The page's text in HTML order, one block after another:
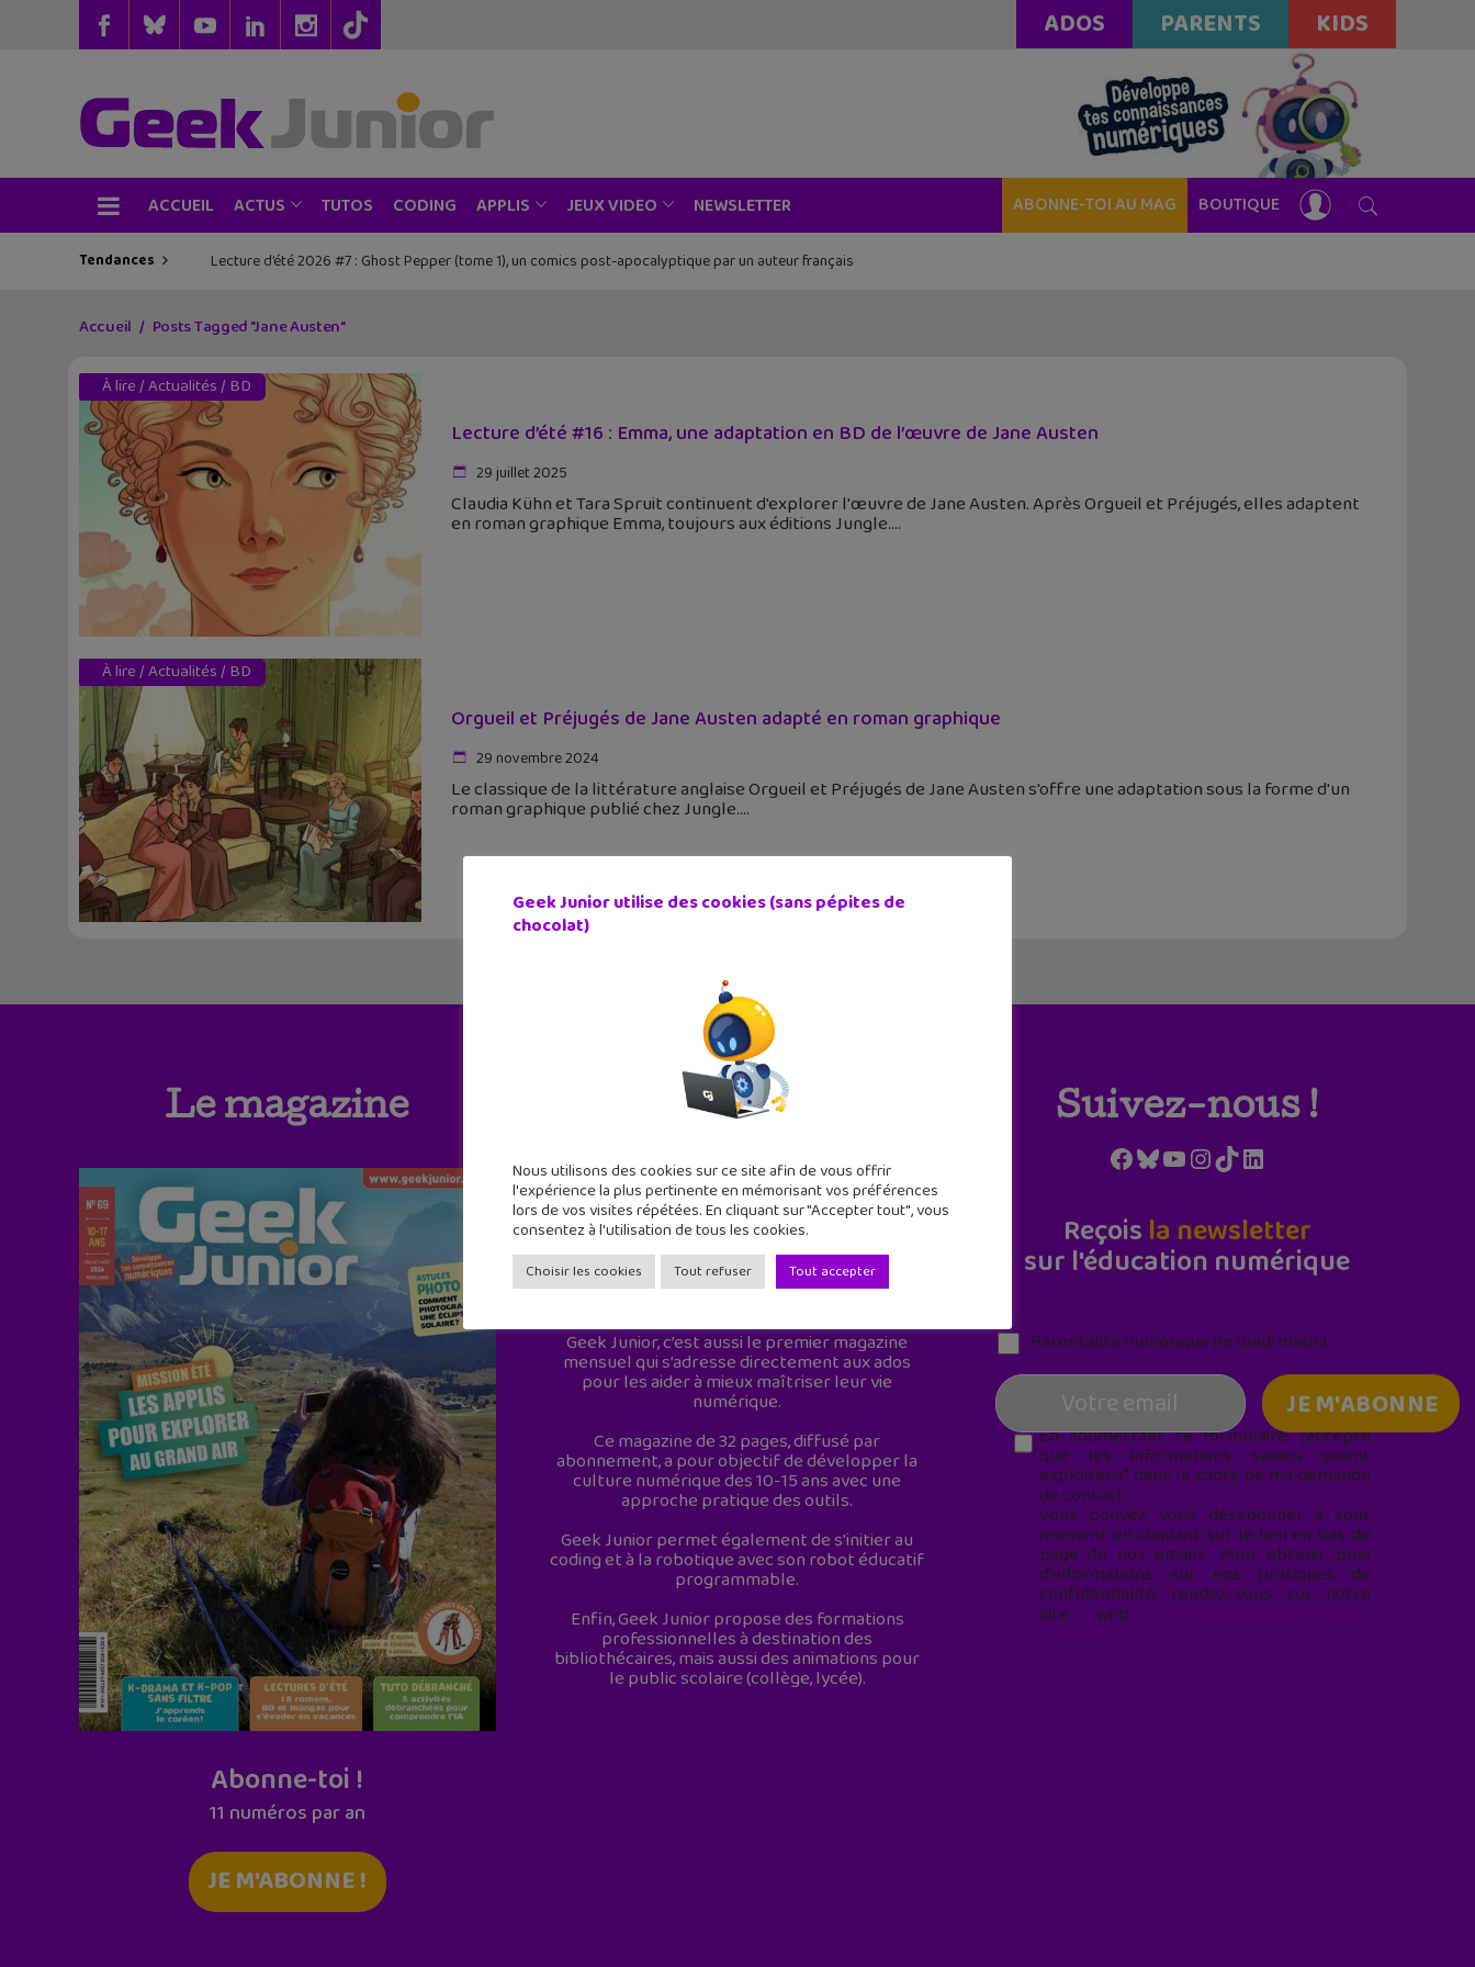
ADOS PARENTS KIDS
ACCUEIL ACTUS TUTOS CODING APPLIS JEUX VIDEO NEWSLETTER ABONNE-TOI AU MAG BOUTIQUE
Tendances Les sorties geek de l’été à Paris : One Piece au musée Grévin, Zoo Art Show, Passion Japon…
Accueil Posts Tagged "Jane Austen"
À lire/Actualités/ BD
Lecture d’été #16 : Emma, une adaptation en BD de l’œuvre de Jane Austen
29 juillet 2025
Claudia Kühn et Tara Spruit continuent d'explorer l'œuvre de Jane Austen. Après Orgueil et Préjugés, elles adaptent
en roman graphique Emma, toujours aux éditions Jungle.
À lire/Actualités/ BD
Orgueil et Préjugés de Jane Austen adapté en roman graphique
29 novembre 2024
Le classique de la littérature anglaise Orgueil et Préjugés de Jane Austen s'offre une adaptation sous la forme d'un
roman graphique publié chez Jungle.
Le magazine
Abonne-toi !
11 numéros par an
JE M'ABONNE !
Geek Junior est le premier site de culture
Geek Junior, c’est aussi le premier magazine
mensuel qui s’adresse directement aux ados
pour les aider à mieux maîtriser leur vie
numérique.
Ce magazine de 32 pages, diffusé par
abonnement, a pour objectif de développer la
culture numérique des 10-15 ans avec une
approche pratique des outils.
Geek Junior permet également de s'initier au
coding et à la robotique avec son robot éducatif
programmable.
Enfin, Geek Junior propose des formations
professionnelles à destination des
bibliothécaires, mais aussi des animations pour
le public scolaire (collège, lycée).
Suivez-nous !
Facebook
Bluesky
YouTube
Instagram
TikTokLinkedIn
Reçois la newsletter
sur l'éducation numérique
Parentalité numérique (le lundi matin)
En soumettant ce formulaire, j’accepte
que les informations saisies soient
exploitées* dans le cadre de ma demande
de contact.
Vous pouvez vous désabonner à tout
moment en cliquant sur le lien en bas de
page de nos emails. Pour obtenir plus
d'informations sur nos pratiques de
confidentialité, rendez-vous sur notre
site web
Geek Junior utilise des cookies (sans pépites de
chocolat)
Nous utilisons des cookies sur ce site afin de vous offrir
l'expérience la plus pertinente en mémorisant vos préférences
lors de vos visites répétées. En cliquant sur "Accepter tout", vous
consentez à l'utilisation de tous les cookies.
Choisir les cookies Tout refuser Tout accepter